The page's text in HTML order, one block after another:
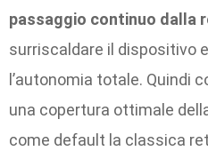
passaggio continuo dalla
surriscaldare il dispositivo
l’autonomia totale. Quindi
una copertura ottimale
come default la classica